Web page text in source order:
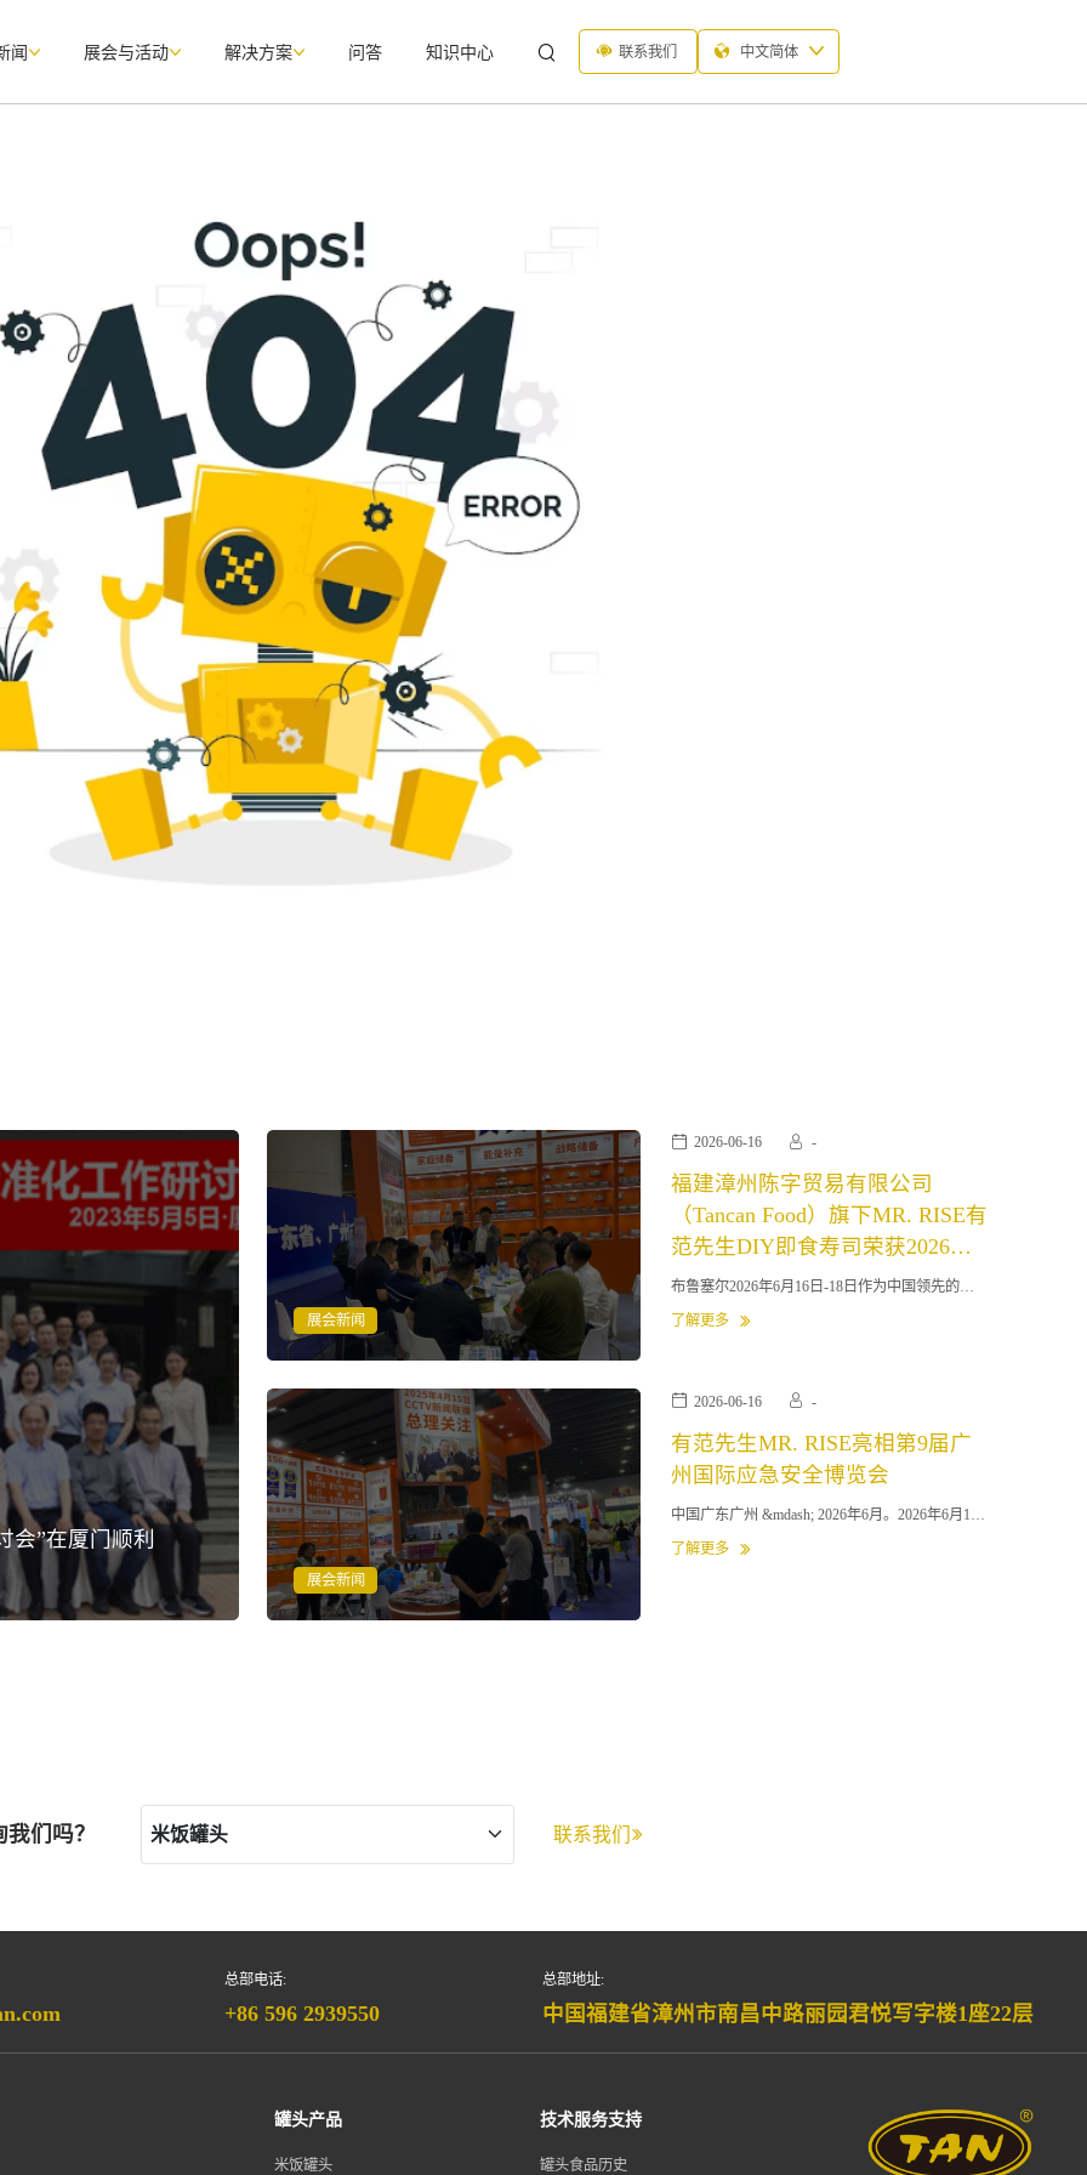
闻 展会与活动 解决方案 问答 知识中心 联系我们 中文简体
会”在厦门顺利
展会新闻
2026-06-16 -
福建漳州陈字贸易有限公司
（Tancan Food）旗下MR. RISE有
范先生DIY即食寿司荣获2026年
布鲁塞尔国际美味奖 引领即食食
品创新潮流
布鲁塞尔2026年6月16日-18日作为中国领先的便
（Tancan Food）旗下M
了解更多
展会新闻
2026-06-16 -
有范先生MR. RISE亮相第9届广
州国际应急安全博览会
中国广东广州 &mdash; 2026年6月。2026年6月16
2026）在广州
了解更多
们吗？ 联系我们
总部电话:
+86 596 2939550
总部地址:
中国福建省漳州市南昌中路丽园君悦写字楼1座22层
罐头产品
米饭罐头
技术服务支持
罐头食品历史